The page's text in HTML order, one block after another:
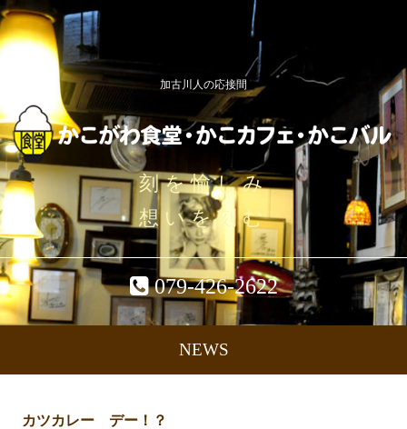
加古川人の応接間
刻を愉しみ
想いを刻む
079-426-2622
NEWS
カツカレー デー！？